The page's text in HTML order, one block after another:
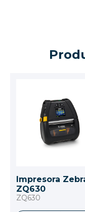
Impresora
ZQ630
ZQ630